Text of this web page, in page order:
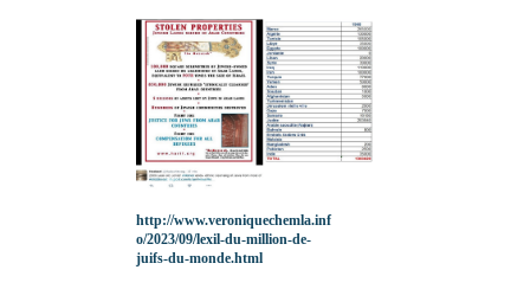
http://www.veroniquechemla.inf
o/2023/09/lexil-du-million-de-
juifs-du-monde.html